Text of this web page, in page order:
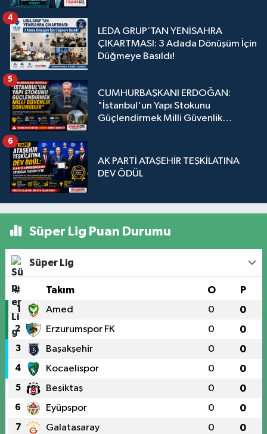
LEDA GRUP’TAN YENİSAHRA
ÇIKARTMASI: 3 Adada Dönüşüm İçin
Düğmeye Basıldı!
4
CUMHURBAŞKANI ERDOĞAN:
"İstanbul'un Yapı Stokunu
Güçlendirmek Milli Güvenlik
5
AK PARTİ ATAŞEHİR TEŞKİLATINA
DEV ÖDÜL
6
Süper Lig Puan Durumu
Süper Lig
# Takım O P
1 Amed 0 0
2 Erzurumspor FK 0 0
3 Başakşehir 0 0
4 Kocaelispor 0 0
5 Beşiktaş 0 0
6 Eyüpspor 0 0
7 Galatasaray 0 0